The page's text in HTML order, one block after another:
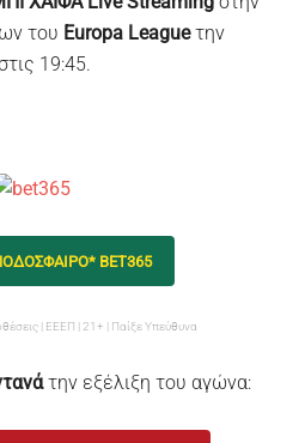
του Europa Leagueτην
19:45.
BET365
| ΕΕΕΠ | 21+ | Παίξε Υπεύθυνα
την εξέλιξη του αγώνα: